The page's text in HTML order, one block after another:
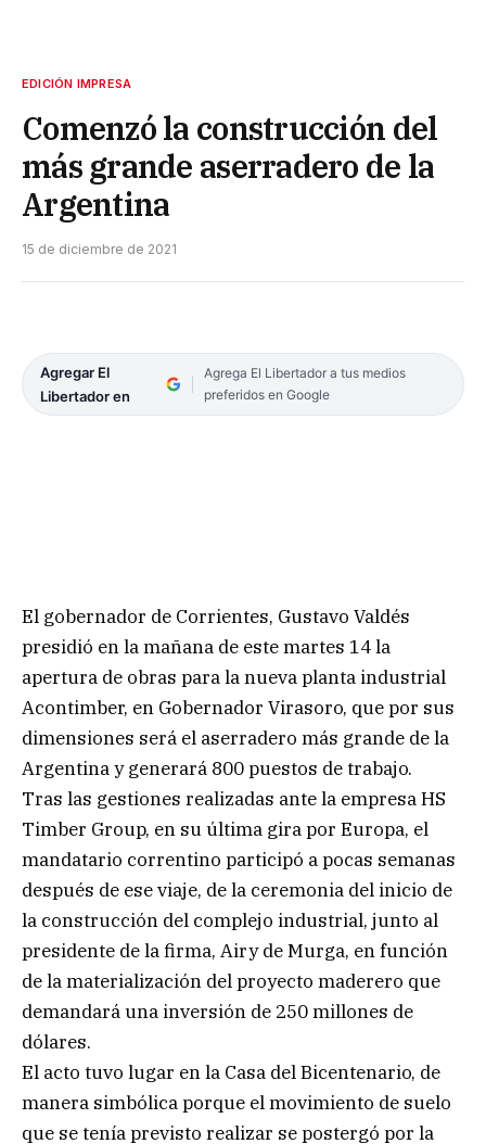
EDICIÓN IMPRESA
Comenzó la construcción del
más grande aserradero de la
Argentina
15 de diciembre de 2021
Agregar El
Libertador en
Agrega El Libertador a tus medios
preferidos en Google
El gobernador de Corrientes, Gustavo Valdés
presidió en la mañana de este martes 14 la
apertura de obras para la nueva planta industrial
Acontimber, en Gobernador Virasoro, que por sus
dimensiones será el aserradero más grande de la
Argentina y generará 800 puestos de trabajo.
Tras las gestiones realizadas ante la empresa HS
Timber Group, en su última gira por Europa, el
mandatario correntino participó a pocas semanas
después de ese viaje, de la ceremonia del inicio de
la construcción del complejo industrial, junto al
presidente de la firma, Airy de Murga, en función
de la materialización del proyecto maderero que
demandará una inversión de 250 millones de
dólares.
El acto tuvo lugar en la Casa del Bicentenario, de
manera simbólica porque el movimiento de suelo
que se tenía previsto realizar se postergó por la